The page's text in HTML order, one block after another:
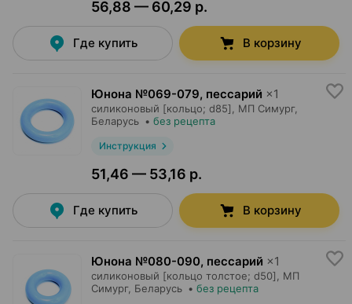
56,88 — 60,29 р.
Где купить В корзину
Юнона №069-079, пессарий ×1
силиконовый [кольцо; d85], МП Симург,
Беларусь • без рецепта
Инструкция
51,46 — 53,16 р.
Где купить В корзину
Юнона №080-090, пессарий ×1
силиконовый [кольцо толстое; d50],
МП
Симург, Беларусь • без рецепта